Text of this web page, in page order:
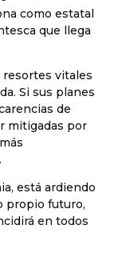
como estatal
que llega
vitales
Si sus planes
de
mitigadas por
está ardiendo
propio futuro,
en todos